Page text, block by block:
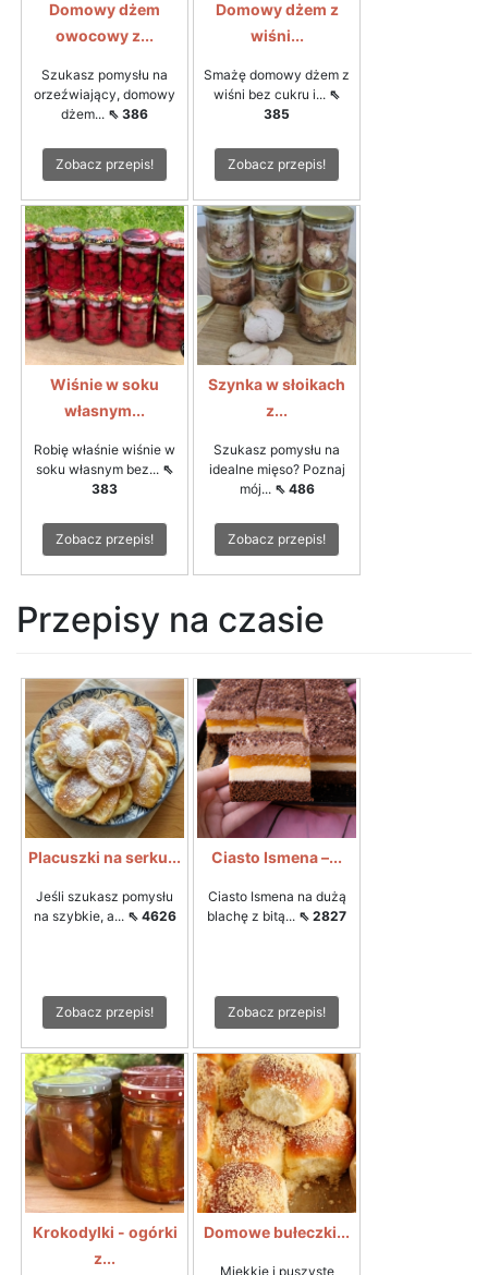
Domowy dżem
owocowy z...
Szukasz pomysłu na
orzeźwiający, domowy
dżem... ⇖ 386
Zobacz przepis!
Domowy dżem z
wiśni...
Smażę domowy dżem z
wiśni bez cukru i... ⇖
385
Zobacz przepis!
Wiśnie w soku
własnym...
Robię właśnie wiśnie w
soku własnym bez... ⇖
383
Zobacz przepis!
Szynka w słoikach
z...
Szukasz pomysłu na
idealne mięso? Poznaj
mój... ⇖ 486
Zobacz przepis!
Przepisy na czasie
Placuszki na serku...
Jeśli szukasz pomysłu
na szybkie, a... ⇖ 4626
Zobacz przepis!
Ciasto Ismena –...
Ciasto Ismena na dużą
blachę z bitą... ⇖ 2827
Zobacz przepis!
Krokodylki - ogórki
z...
Domowe bułeczki...
Miękkie i puszyste